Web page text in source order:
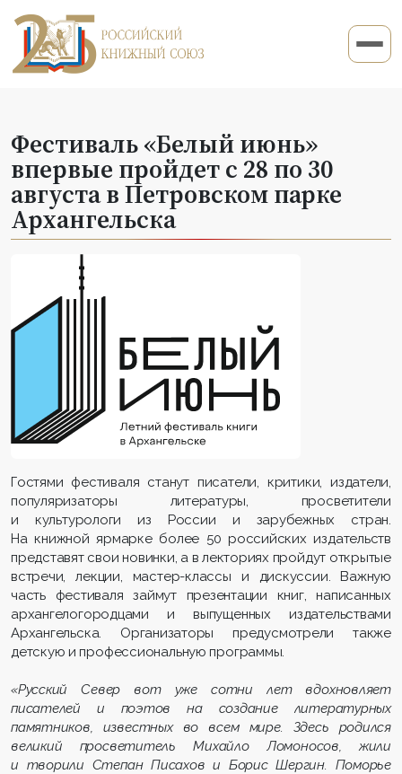
Фестиваль «Белый июнь»
впервые пройдет с 28 по 30
августа в Петровском парке
Архангельска
Гостями фестиваля станут писатели, критики, издатели,
популяризаторы литературы, просветители
и культурологи из России и зарубежных стран.
На книжной ярмарке более 50 российских издательств
представят свои новинки, а в лекториях пройдут открытые
встречи, лекции, мастер-классы и дискуссии. Важную
часть фестиваля займут презентации книг, написанных
архангелогородцами и выпущенных издательствами
Архангельска. Организаторы предусмотрели также
детскую и профессиональную программы.
«Русский Север вот уже сотни лет вдохновляет
писателей и поэтов на создание литературных
памятников, известных во всем мире. Здесь родился
великий просветитель Михайло Ломоносов, жили
и творили Степан Писахов и Борис Шергин. Поморье